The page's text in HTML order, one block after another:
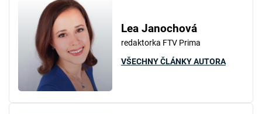
Lea Janochová
redaktorka FTV Prima
VŠECHNY ČLÁNKY AUTORA